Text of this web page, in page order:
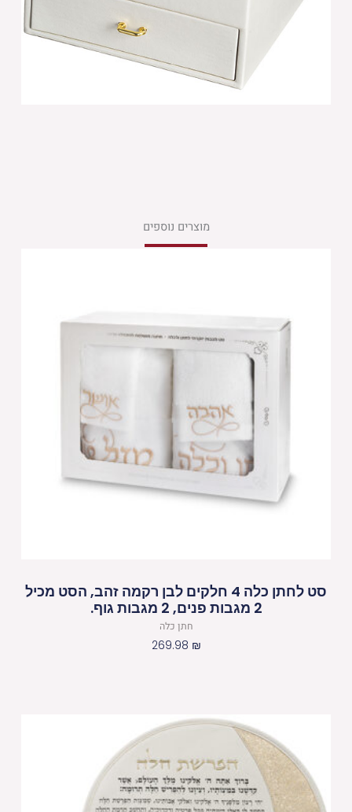
מוצרים נוספים
סט לחתן כלה 4 חלקים לבן רקמה זהב, הסט מכיל
2 מגבות פנים, 2 מגבות גוף.
חתן כלה
269.98 ₪